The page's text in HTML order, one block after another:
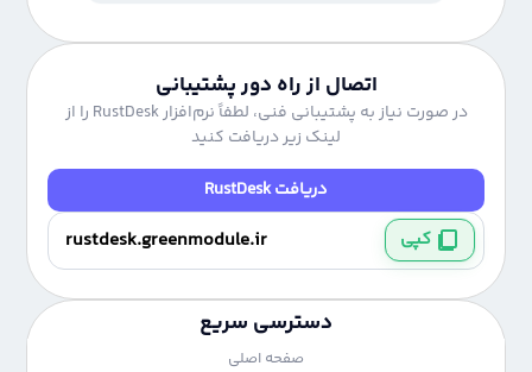
اتصال از راه دور پشتیبانی
در صورت نیاز به پشتیبانی فنی، لطفاً نرم‌افزار RustDesk را از
لینک زیر دریافت کنید
دریافت RustDesk
کپی
دسترسی سریع
صفحه اصلی